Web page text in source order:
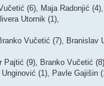
(6), Maja Radonjić
Utornik (1),
Vučetić (7), Branislav
Pajtić (9), Branko Vučetić
(1), Pavle Gajišin